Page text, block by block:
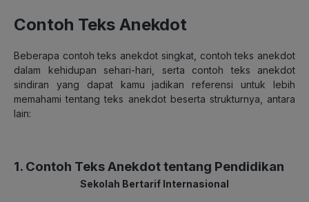
Contoh Teks Anekdot
Beberapa contoh teks anekdot singkat, contoh teks anekdot
dalam kehidupan sehari-hari, serta contoh teks anekdot
sindiran yang dapat kamu jadikan referensi untuk lebih
memahami tentang teks anekdot beserta strukturnya, antara
lain:
1. Contoh Teks Anekdot tentang Pendidikan
Sekolah Bertarif Internasional